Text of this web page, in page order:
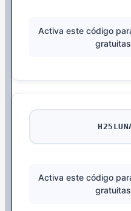
Activa este código
Activa este código